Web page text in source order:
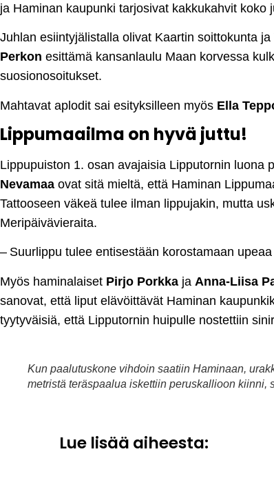
ja Haminan kaupunki tarjosivat kakkukahvit koko
Juhlan esiintyjälistalla olivat Kaartin soittokunta
Perkon esittämä kansanlaulu Maan korvessa
suosionosoitukset.
Mahtavat aplodit sai esityksilleen myös Ella
Lippumaailma on hyvä juttu!
Lippupuiston 1. osan avajaisia Lipputornin luona
Nevamaa ovat sitä mieltä, että Haminan
Tattooseen väkeä tulee ilman lippujakin, mutta
Meripäivävieraita.
– Suurlippu tulee entisestään korostamaan
Myös haminalaiset Pirjo Porkka ja Anna-Liisa
sanovat, että liput elävöittävät Haminan
tyytyväisiä, että Lipputornin huipulle nostettiin
Kun paalutuskone vihdoin saatiin Haminaan,
metristä teräspaalua iskettiin peruskallioon kiinni,
Lue lisää aiheesta: